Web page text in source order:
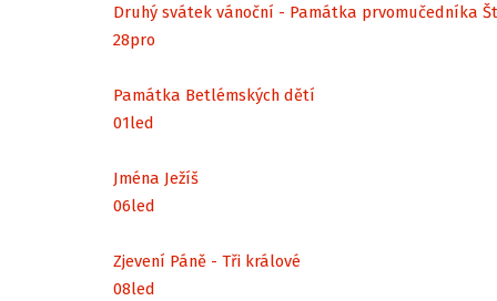
Druhý svátek vánoční - Památka prvomučedníka
28pro
Památka Betlémských dětí
01led
Jména Ježíš
06led
Zjevení Páně - Tři králové
08led